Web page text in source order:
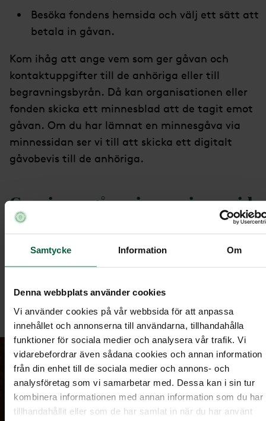
Samtycke Information Om
Denna webbplats använder cookies
Vi använder cookies på vår webbsida för att anpassa
innehållet och annonserna till användarna, tillhandahålla
funktioner för sociala medier och analysera vår trafik. Vi
vidarebefordrar även sådana cookies och annan information
från din enhet till de sociala medier och annons- och
analysföretag som vi samarbetar med. Dessa kan i sin tur
kombinera informationen med annan information som du har
tillhandahållit eller som de har samlat in när du har använt
Besöka fondens hemsida och välj ett sätt att
betala in gåvan.
Kom ihåg att ange vem som ger gåvan och
kontaktuppgifter till de anhöriga eller till
begravningsbyrån. Då kan organisationen eller
fonden skicka ett minnesblad att de tagit emot
gåvan. Om du har lämnat en minnesgåva via
minnessidan ser vi till att skicka ett digitalt
gåvobevis till de anhöriga.
Ge minnesgåva via en minnessida
Besök våra minnessidor.
Sök på den avlidnas namn.
den avlidnas namn.